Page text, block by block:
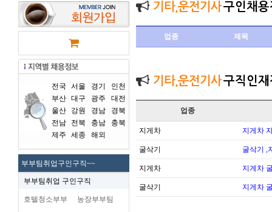
전국 서울 경기
인천
부산 대구 광주
대전
울산
강원 경남
경북
전남
전북 충남
충북
제주
세종 해외
부부팀취업구인구직~~
부부팀취업 구인구직
호텔청소부부 농장부부팀
기타,운전기사구인채용
업종 제목
기타,운전기사구직인재
업종
지게차 지게차
굴삭기 굴삭기 ,
지게차 지게차
굴삭기 지게차